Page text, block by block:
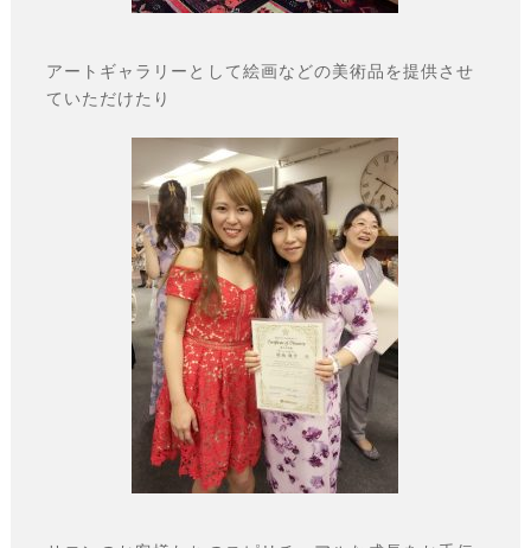
アートギャラリーとして絵画などの美術品を提供させ
ていただけたり